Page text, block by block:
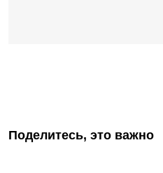
Поделитесь, это важно